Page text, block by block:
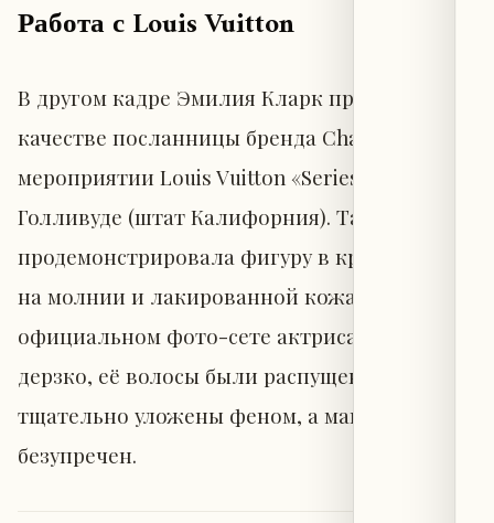
Работа с Louis Vuitton
В другом кадре Эмилия Кларк представала в
качестве посланницы бренда Chaumet на
мероприятии Louis Vuitton «Series 2» в
Голливуде (штат Калифорния). Там она
продемонстрировала фигуру в красном топе
на молнии и лакированной кожаной юбке. В
официальном фото-сете актриса улыбалась
дерзко, её волосы были распущены и
тщательно уложены феном, а макияж —
безупречен.